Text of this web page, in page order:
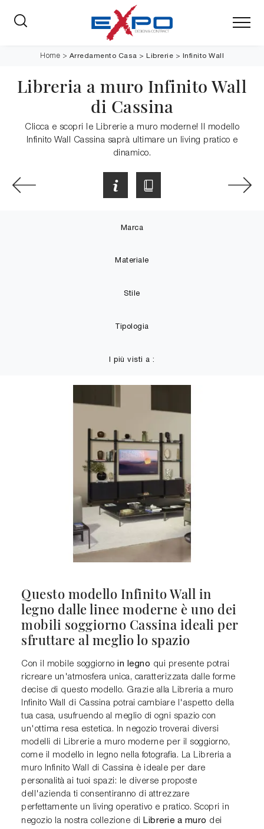
Home > Arredamento Casa > Librerie > Infinito Wall
Libreria a muro Infinito Wall
di Cassina
Clicca e scopri le Librerie a muro moderne! Il modello
Infinito Wall Cassina saprà ultimare un living pratico e
dinamico.
Marca
Materiale
Stile
Tipologia
I più visti a :
Questo modello Infinito Wall in
legno dalle linee moderne è uno dei
mobili soggiorno Cassina ideali per
sfruttare al meglio lo spazio
Con il mobile soggiorno in legno qui presente potrai
ricreare un'atmosfera unica, caratterizzata dalle forme
decise di questo modello. Grazie alla Libreria a muro
Infinito Wall di Cassina potrai cambiare l'aspetto della
tua casa, usufruendo al meglio di ogni spazio con
un'ottima resa estetica. In negozio troverai diversi
modelli di Librerie a muro moderne per il soggiorno,
come il modello in legno nella fotografia. La Libreria a
muro Infinito Wall di Cassina è ideale per dare
personalità ai tuoi spazi: le diverse proposte
dell'azienda ti consentiranno di attrezzare
perfettamente un living operativo e pratico. Scopri in
negozio la nostra collezione di Librerie a muro dei